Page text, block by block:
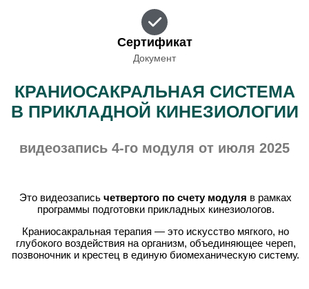
Сертификат
Документ
КРАНИОСАКРАЛЬНАЯ СИСТЕМА
В ПРИКЛАДНОЙ КИНЕЗИОЛОГИИ
видеозапись 4-го модуля от июля 2025
Это видеозапись четвертого по счету модуля в рамках
программы подготовки прикладных кинезиологов.
Краниосакральная терапия — это искусство мягкого, но
глубокого воздействия на организм, объединяющее череп,
позвоночник и крестец в единую биомеханическую систему.